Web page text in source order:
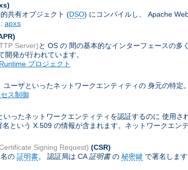
共有オブジェクト (DSO) にコンパイルし、 Apache
apxs
Server)と OS の 間の基本的なインターフェースの多
発が行われています。
プロジェクト
ーザといったネットワークエンティティの 身元の特定。
ス制御
いったネットワークエンティティを認証するのに 使用
名という X.509 の情報が含まれます。ネットワークエン
Signing Request) (CSR)
の 証明書。 認証局は CA証明書の 秘密鍵 で署名しま